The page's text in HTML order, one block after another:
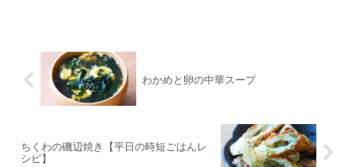
わかめと卵の中華スープ
ちくわの磯辺焼き【平日の時短ごはんレ
シピ】